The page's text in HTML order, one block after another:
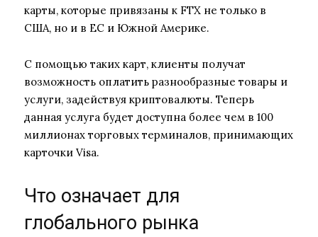
карты, которые привязаны к FTX не только в
США, но и в ЕС и Южной Америке.
С помощью таких карт, клиенты получат
возможность оплатить разнообразные товары и
услуги, задействуя криптовалюты. Теперь
данная услуга будет доступна более чем в 100
миллионах торговых терминалов, принимающих
карточки Visa.
Что означает для
глобального рынка